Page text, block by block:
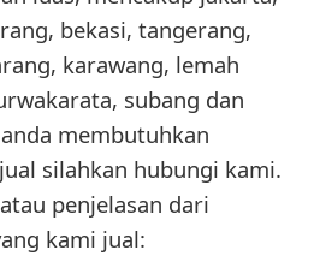
bekasi, tangerang,
karawang, lemah
subang dan
membutuhkan
silahkan hubungi kami.
penjelasan dari
kami jual: